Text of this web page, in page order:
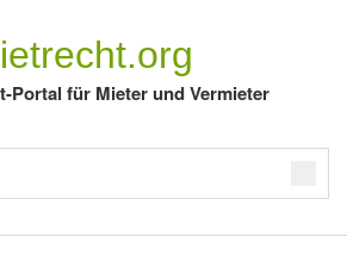
Portal für Mieter und Vermieter